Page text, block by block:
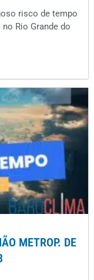
risco de tempo
Rio Grande do
METROP. DE